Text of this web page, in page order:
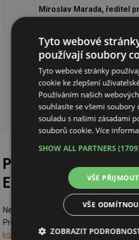
Miroslav Marada, ředitel
Jak na úspory ve veřejné
finančními prostředky -
Klatovech
Jiří Tencar
Revitalizace školy
vyhodnocení dat
Diskuse s přednášejícími
Přihláška na
Energetická
Neváhejte se přihlásit a zúčastnit se
Pro více informací a registraci navštivte
konference.
Tyto webové
používají soubory
Tyto webové stránky
cookie ke zlepšení
Používáním našich
souhlasíte se všemi soubory
souladu s našimi zásadami
souborů cookie.Více
SHOW ALL PARTNERS
VŠE PŘIJMOUT
VŠE
ZOBRAZIT